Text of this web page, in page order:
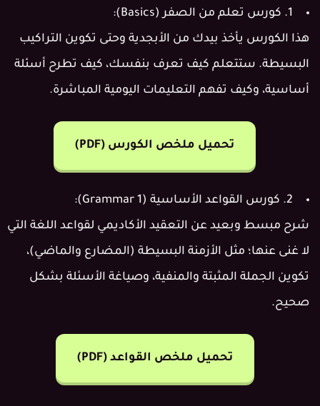
1. كورس تعلم من الصفر (Basics):
هذا الكورس يأخذ بيدك من الأبجدية وحتى تكوين التراكيب
البسيطة. ستتعلم كيف تعرف بنفسك، كيف تطرح أسئلة
أساسية، وكيف تفهم التعليمات اليومية المباشرة.
تحميل ملخص الكورس (PDF)
2. كورس القواعد الأساسية (Grammar 1):
شرح مبسط وبعيد عن التعقيد الأكاديمي لقواعد اللغة التي
لا غنى عنها؛ مثل الأزمنة البسيطة (المضارع والماضي)،
تكوين الجملة المثبتة والمنفية، وصياغة الأسئلة بشكل
صحيح.
تحميل ملخص القواعد (PDF)